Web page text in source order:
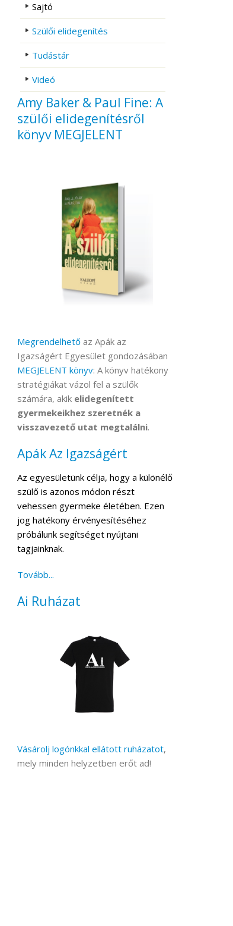
Sajtó
Szülői elidegenítés
Tudástár
Videó
Amy Baker & Paul Fine: A
szülői elidegenítésről
könyv MEGJELENT
Megrendelhetőaz Apák az
Igazságért Egyesület gondozásában
MEGJELENT könyv: A könyv hatékony
stratégiákat vázol fel a szülők
számára, akik elidegenített
gyermekeikhez szeretnék a
visszavezető utat megtalálni.
Apák Az Igazságért
Az egyesületünk célja, hogy a különélő
szülő is azonos módon részt
vehessen gyermeke életében. Ezen
jog hatékony érvényesítéséhez
próbálunk segítséget nyújtani
tagjainknak.
Tovább...
Ai Ruházat
Vásárolj logónkkal ellátott ruházatot,
mely minden helyzetben erőt ad!